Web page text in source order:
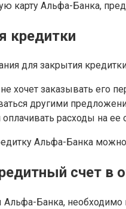
карту Альфа-Банка,
кредитки
для закрытия
хочет заказывать его
другими
расходы на
Альфа-Банка
счет в
Альфа-Банка,